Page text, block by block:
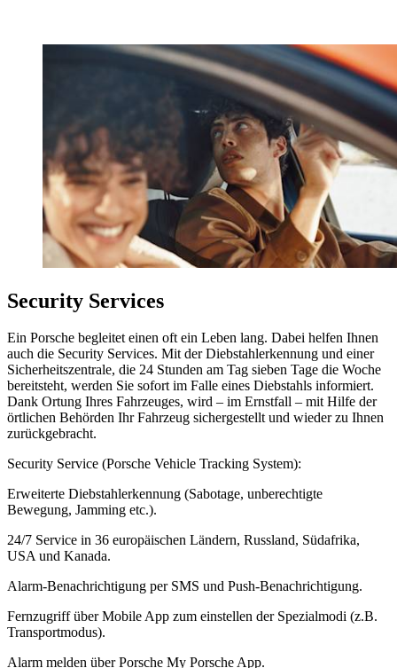
Security Services
Ein Porsche begleitet einen oft ein Leben lang. Dabei helfen Ihnen
auch die Security Services. Mit der Diebstahlerkennung und einer
Sicherheitszentrale, die 24 Stunden am Tag sieben Tage die Woche
bereitsteht, werden Sie sofort im Falle eines Diebstahls informiert.
Dank Ortung Ihres Fahrzeuges, wird – im Ernstfall – mit Hilfe der
örtlichen Behörden Ihr Fahrzeug sichergestellt und wieder zu Ihnen
zurückgebracht.
Security Service (Porsche Vehicle Tracking System):
Erweiterte Diebstahlerkennung (Sabotage, unberechtigte
Bewegung, Jamming etc.).
24/7 Service in 36 europäischen Ländern, Russland, Südafrika,
USA und Kanada.
Alarm-Benachrichtigung per SMS und Push-Benachrichtigung.
Fernzugriff über Mobile App zum einstellen der Spezialmodi (z.B.
Transportmodus).
Alarm melden über Porsche My Porsche App.